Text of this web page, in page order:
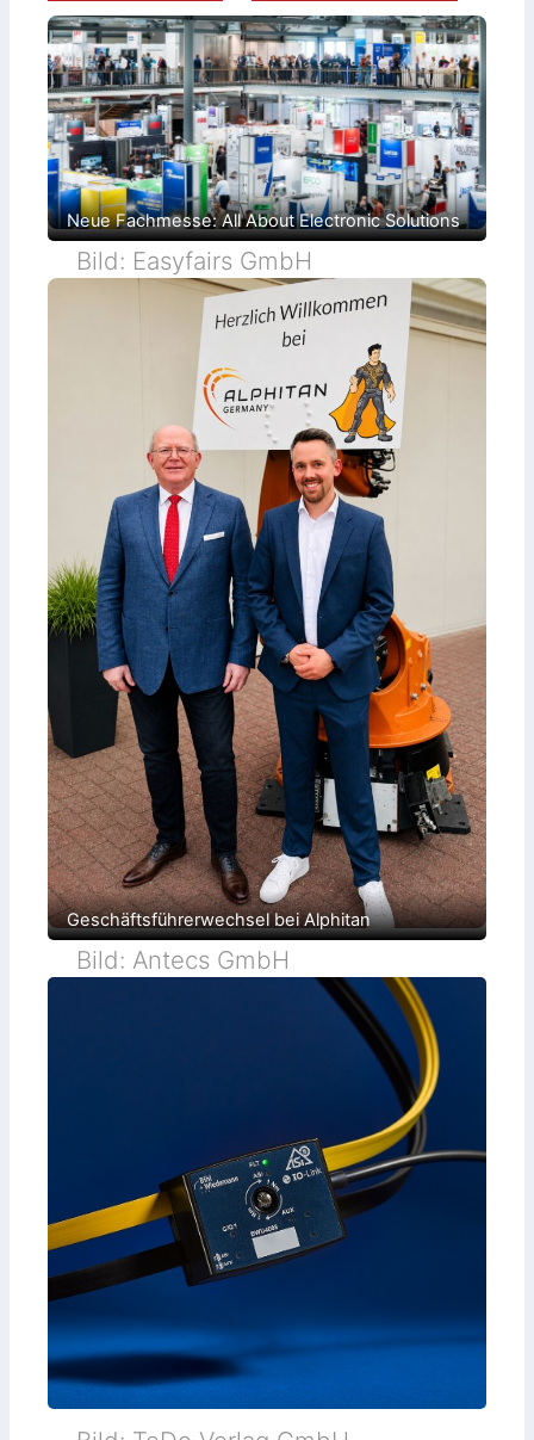
Neue Fachmesse: All About Electronic Solutions
Bild: Easyfairs GmbH
Geschäftsführerwechsel bei Alphitan
Bild: Antecs GmbH